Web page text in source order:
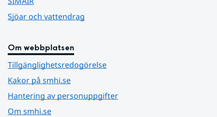
Sjöar och vattendrag
Om webbplatsen
Tillgänglighetsredogörelse
Kakor på smhi.se
Hantering av personuppgifter
Om smhi.se